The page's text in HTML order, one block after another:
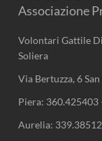
Associazione
Volontari Gattile
Soliera
Via Bertuzza, 6
Piera: 360.425403
Aurelia: